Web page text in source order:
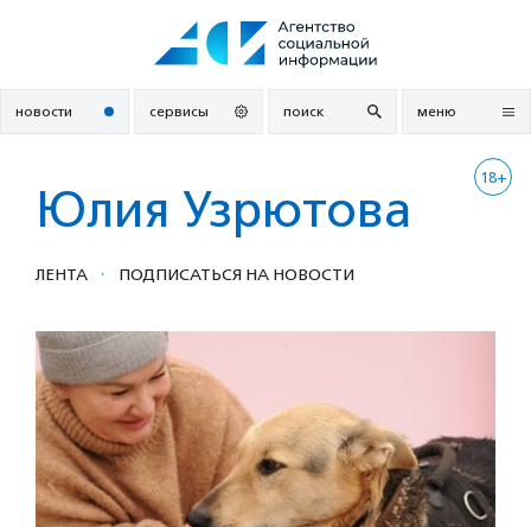
новости сервисы поиск меню
18+
Юлия Узрютова
ЛЕНТА · ПОДПИСАТЬСЯ НА НОВОСТИ